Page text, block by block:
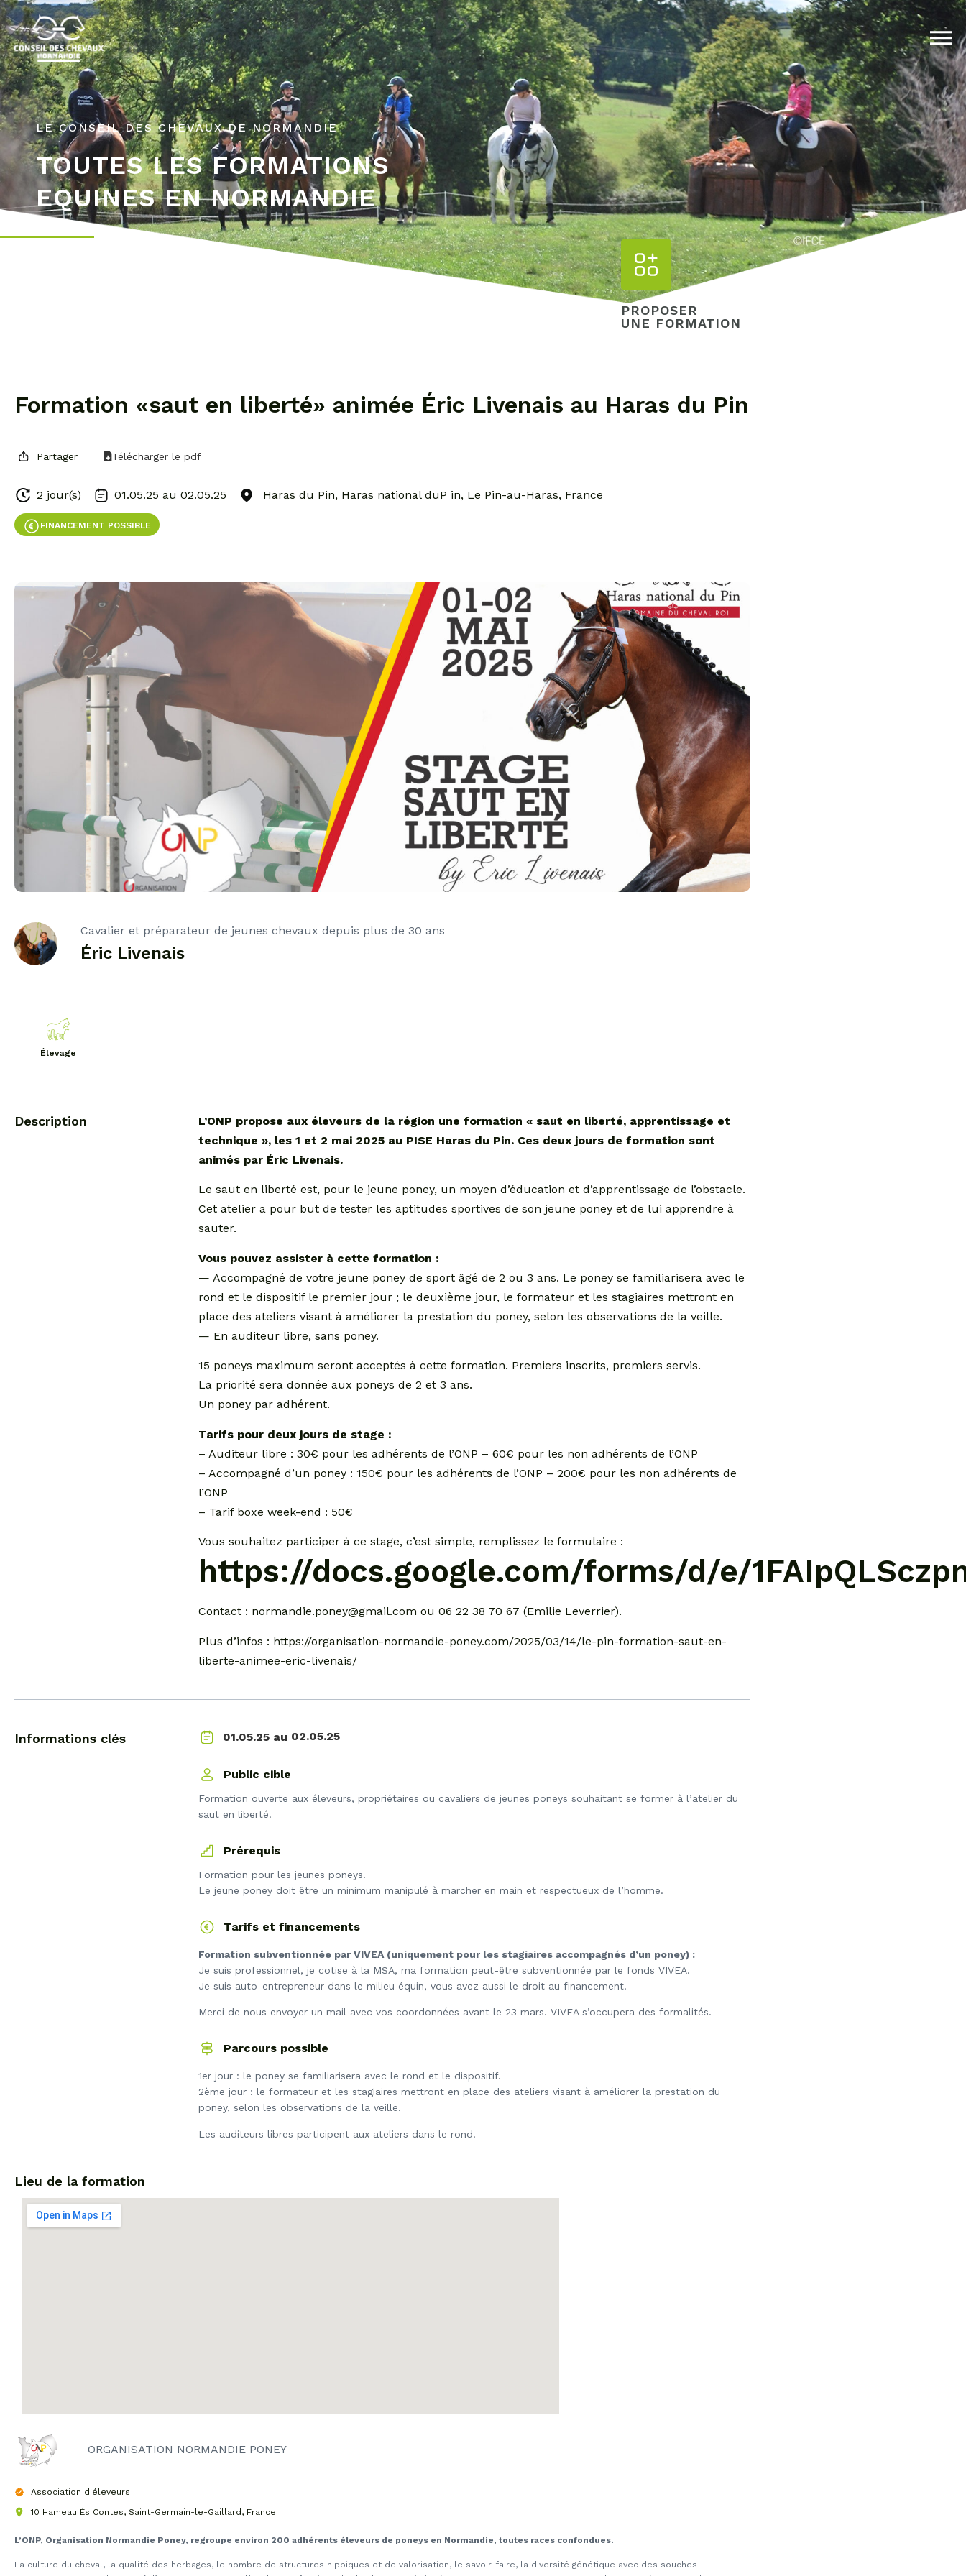
LE CONSEIL DES CHEVAUX DE NORMANDIE
TOUTES LES FORMATIONS
EQUINES EN NORMANDIE
PROPOSER
UNE FORMATION
Formation «saut en liberté» animée Éric Livenais au Haras du Pin
Partager Télécharger le pdf
2 jour(s) 01.05.25 au 02.05.25 Haras du Pin, Haras national duP in, Le Pin-au-Haras, France
FINANCEMENT POSSIBLE
Cavalier et préparateur de jeunes chevaux depuis plus de 30 ans
Éric Livenais
Élevage
Description
L’ONP propose aux éleveurs de la région une formation « saut en liberté, apprentissage et
technique », les 1 et 2 mai 2025 au PISE Haras du Pin. Ces deux jours de formation sont
animés par Éric Livenais.
Le saut en liberté est, pour le jeune poney, un moyen d’éducation et d’apprentissage de l’obstacle.
Cet atelier a pour but de tester les aptitudes sportives de son jeune poney et de lui apprendre à
sauter.
Vous pouvez assister à cette formation :
— Accompagné de votre jeune poney de sport âgé de 2 ou 3 ans. Le poney se familiarisera avec le
rond et le dispositif le premier jour ; le deuxième jour, le formateur et les stagiaires mettront en
place des ateliers visant à améliorer la prestation du poney, selon les observations de la veille.
— En auditeur libre, sans poney.
15 poneys maximum seront acceptés à cette formation. Premiers inscrits, premiers servis.
La priorité sera donnée aux poneys de 2 et 3 ans.
Un poney par adhérent.
Tarifs pour deux jours de stage :
– Auditeur libre : 30€ pour les adhérents de l’ONP – 60€ pour les non adhérents de l’ONP
– Accompagné d’un poney : 150€ pour les adhérents de l’ONP – 200€ pour les non adhérents de
l’ONP
– Tarif boxe week-end : 50€
Vous souhaitez participer à ce stage, c’est simple, remplissez le formulaire :
https://docs.google.com/forms/d/e/
Contact : normandie.poney@gmail.com ou 06 22 38 70 67 (Emilie Leverrier).
Plus d’infos : https://organisation-normandie-poney.com/2025/03/14/le-pin-formation-saut-en-
liberte-animee-eric-livenais/
Informations clés 01.05.25 au 02.05.25
Public cible
Formation ouverte aux éleveurs, propriétaires ou cavaliers de jeunes poneys souhaitant se former à l’atelier du
saut en liberté.
Prérequis
Formation pour les jeunes poneys.
Le jeune poney doit être un minimum manipulé à marcher en main et respectueux de l’homme.
Tarifs et financements
Formation subventionnée par VIVEA (uniquement pour les stagiaires accompagnés d’un poney) :
Je suis professionnel, je cotise à la MSA, ma formation peut-être subventionnée par le fonds VIVEA.
Je suis auto-entrepreneur dans le milieu équin, vous avez aussi le droit au financement.
Merci de nous envoyer un mail avec vos coordonnées avant le 23 mars. VIVEA s’occupera des formalités.
Parcours possible
1er jour : le poney se familiarisera avec le rond et le dispositif.
2ème jour : le formateur et les stagiaires mettront en place des ateliers visant à améliorer la prestation du
poney, selon les observations de la veille.
Les auditeurs libres participent aux ateliers dans le rond.
Lieu de la formation
ORGANISATION NORMANDIE PONEY
Association d'éleveurs
10 Hameau És Contes, Saint-Germain-le-Gaillard, France
L’ONP, Organisation Normandie Poney, regroupe environ 200 adhérents éleveurs de poneys en Normandie, toutes races confondues.
La culture du cheval, la qualité des herbages, le nombre de structures hippiques et de valorisation, le savoir-faire, la diversité génétique avec des souches